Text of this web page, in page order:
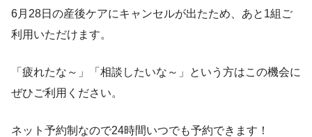
6月28日の産後ケアにキャンセルが出たため、あと1組ご
利用いただけます。
「疲れたな～」「相談したいな～」という方はこの機会に
ぜひご利用ください。
ネット予約制なので24時間いつでも予約できます！